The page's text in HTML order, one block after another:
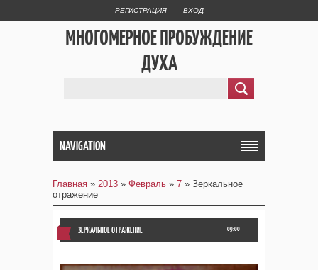
РЕГИСТРАЦИЯ ВХОД
МНОГОМЕРНОЕ ПРОБУЖДЕНИЕ
ДУХА
NAVIGATION
Главная » 2013 » Февраль » 7 » Зеркальное
отражение
09:00
ЗЕРКАЛЬНОЕ ОТРАЖЕНИЕ